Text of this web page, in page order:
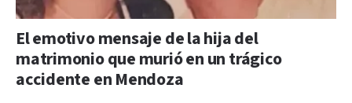
El emotivo mensaje de la hija del
matrimonio que murió en un trágico
accidente en Mendoza